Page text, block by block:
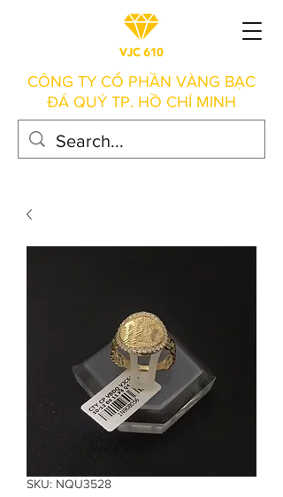
CÔNG TY CỔ PHẦN VÀNG BẠC
ĐÁ QUÝ TP. HỒ CHÍ MINH
SKU: NQU3528